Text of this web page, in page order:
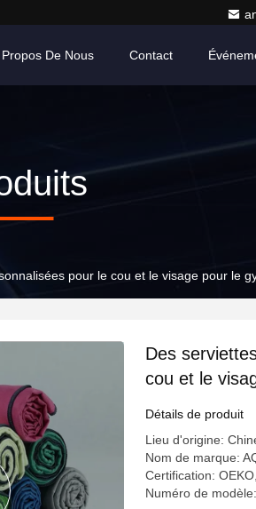
Propos De Nous Contact
pour le cou et le visage pour le
Des
cou et le
Détails de produit
Lieu d'origine:
Nom de marque:
Certification:
Numéro de